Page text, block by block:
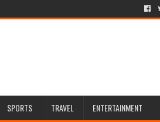
SPORTS TRAVEL ENTERTAINMENT